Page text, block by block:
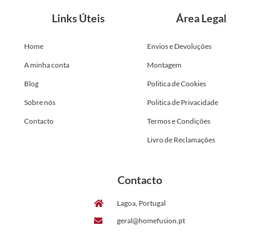
Links Úteis
Home
A minha conta
Blog
Sobre nós
Contacto
Área Legal
Envios e Devoluções
Montagem
Politica de Cookies
Politica de Privacidade
Termos e Condições
Livro de Reclamações
Contacto
Lagoa, Portugal
geral@homefusion.pt